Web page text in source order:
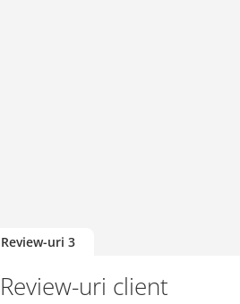
Review-uri 3
Review-uri client